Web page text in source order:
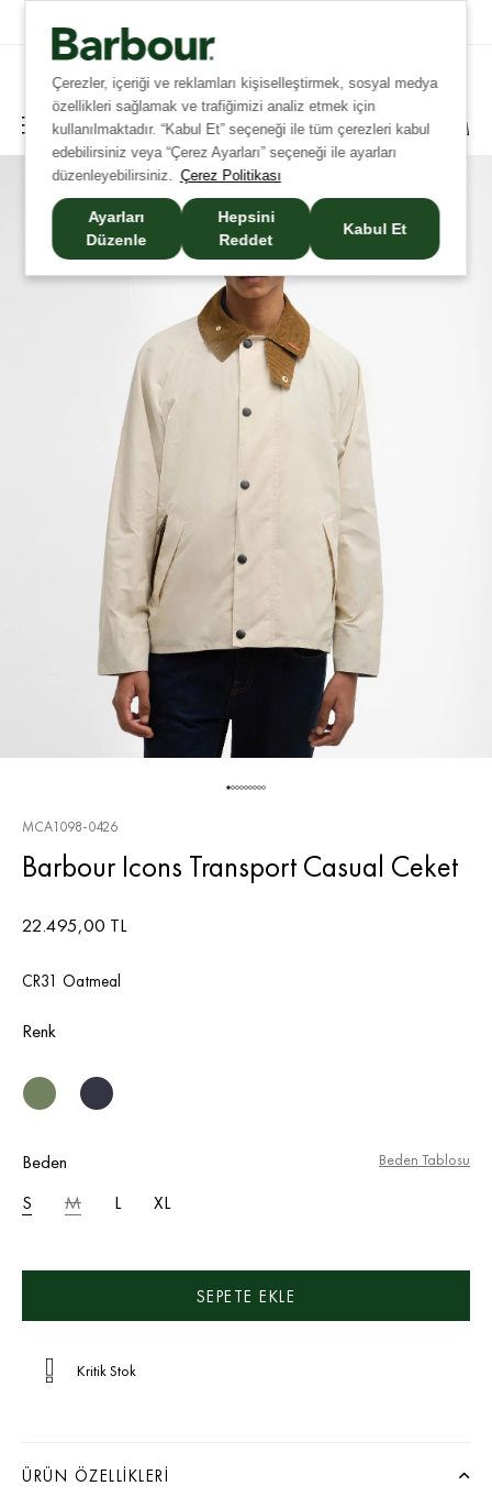
Çerezler, içeriği ve reklamları kişiselleştirmek, sosyal medya
özellikleri sağlamak ve trafiğimizi analiz etmek için
kullanılmaktadır. “Kabul Et” seçeneği ile tüm çerezleri kabul
edebilirsiniz veya “Çerez Ayarları” seçeneği ile ayarları
düzenleyebilirsiniz. Çerez Politikası
Ayarları
Düzenle
Hepsini
Reddet
Kabul Et
MCA1098-0426
Barbour Icons Transport Casual Ceket
22.495,00 TL
CR31 Oatmeal
Renk
Beden
S
M L XL
Beden Tablosu
Kritik Stok
ÜRÜN ÖZELLIKLERI